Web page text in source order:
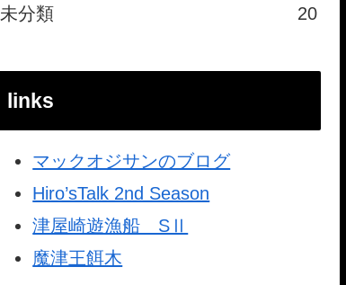
未分類 20
links
マックオジサンのブログ
Hiro’sTalk 2nd Season
津屋崎遊漁船 SⅡ
魔津王餌木